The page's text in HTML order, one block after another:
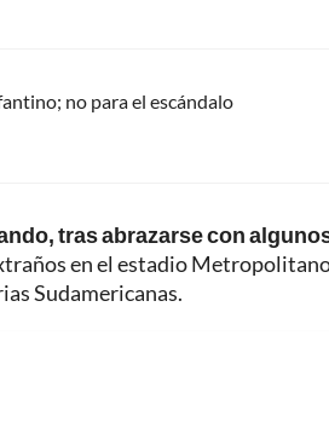
no para el escándalo
tras abrazarse con
en el estadio
Sudamericanas.